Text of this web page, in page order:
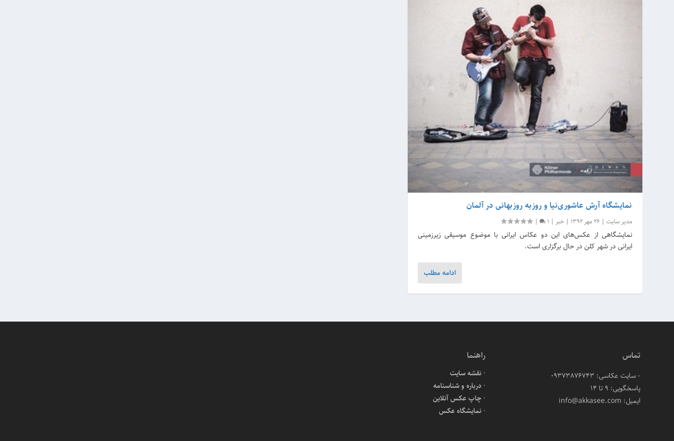
نمایشگاه آرش عاشوری‌نیا و روزبه روزبهانی در آلمان
مدیر سایت |26 مهر 1392 | خبر |
1
|
نمایشگاهی از عکس‌های این دو عکاس ایرانی با موضوع موسیقی زیرزمینی
ایرانی در شهر کلن در حال برگزاری است.
ادامه مطلب
تماس
- سایت عکاسی: 09373876743
پاسخگویی: ۹ تا ۱۴
ایمیل: info@akkasee.com
راهنما
نقشه سایت
درباره و شناسنامه
چاپ عکس آنلاین
نمایشگاه عکس